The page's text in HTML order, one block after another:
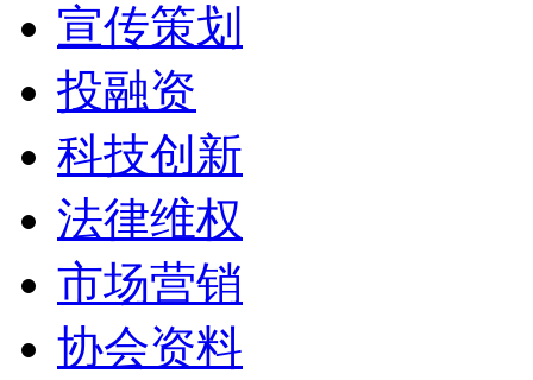
宣传策划
投融资
科技创新
法律维权
市场营销
协会资料